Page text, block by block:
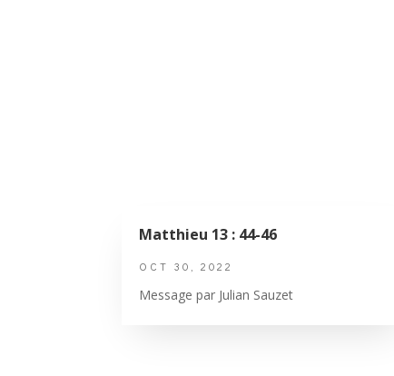
Matthieu 13 : 44-46
OCT 30, 2022
Message par Julian Sauzet